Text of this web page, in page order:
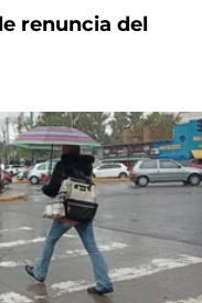
renuncia del